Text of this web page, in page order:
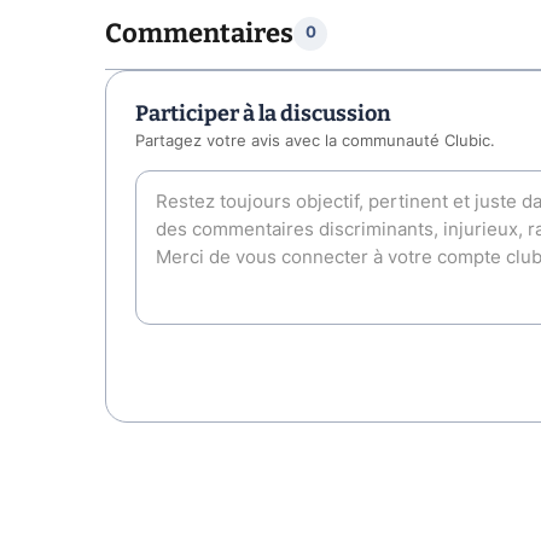
Commentaires 0
Participer à la discussion
Partagez votre avis avec la communauté Clubic.